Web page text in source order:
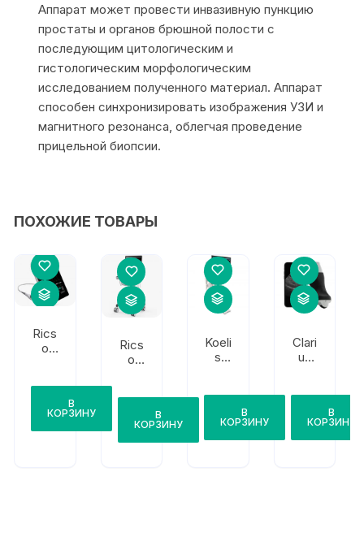
Аппарат может провести инвазивную пункцию
простаты и органов брюшной полости с
последующим цитологическим и
гистологическим морфологическим
исследованием полученного материал. Аппарат
способен синхронизировать изображения УЗИ и
магнитного резонанса, облегчая проведение
прицельной биопсии.
ПОХОЖИЕ ТОВАРЫ
Rics
o
Р6
В
КОРЗИНУ
Rics
o
Kylin
K3
В
КОРЗИНУ
Koeli
s
В
КОРЗИНУ
Clari
us
Heal
th
C7
HD
В
КОРЗИНУ